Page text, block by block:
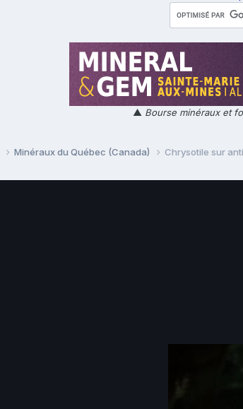
▲ Bourse minéraux et
Minéraux du Québec (Canada) Chrysotile sur